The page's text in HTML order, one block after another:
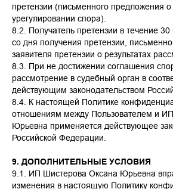
претензии (письменного предложения
урегулировании спора).
8.2. Получатель претензии в течение
со дня получения претензии,
заявителя претензии о результатах
8.3. При не достижении соглашения
рассмотрение в судебный орган в
действующим законодательством
8.4. К настоящей Политике
отношениям между Пользователем и
Юрьевна применяется действующее
Российской Федерации.
9. ДОПОЛНИТЕЛЬНЫЕ УСЛОВИЯ
9.1. ИП Шистерова Оксана Юрьевна
изменения в настоящую Политику